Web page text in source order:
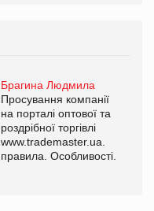
Брагина Людмила
Просування компанії
на порталі оптової та
роздрібної торгівлі
www.trademaster.ua.
правила. Особливості.